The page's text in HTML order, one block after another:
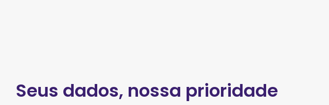
Seus dados, nossa prioridade